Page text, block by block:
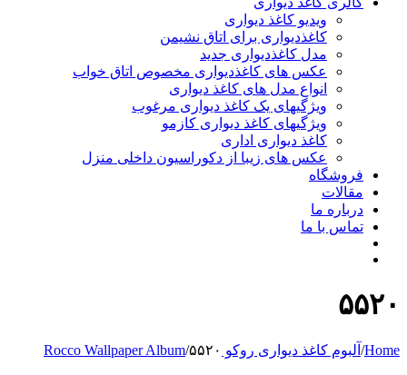
ویدیو کاغذ دیواری
کاغذدیواری برای اتاق نشیمن
مدل کاغذدیواری جدید
عکس های کاغذدیواری مخصوص اتاق خواب
انواع مدل های کاغذ دیواری
ویژگیهای یک کاغذ دیواری مرغوب
ویژگیهای کاغذ دیواری کازمو
کاغذ دیواری اداری
عکس های زیبا از دکوراسیون داخلی منزل
فروشگاه
مقالات
درباره ما
تماس با ما
۵۵۲۰
Home
/ آلبوم کاغذ دیواری روکو Rocco Wallpaper Album /۵۵۲۰